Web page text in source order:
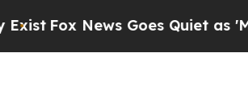
Fox News Goes Quiet as 'Maga